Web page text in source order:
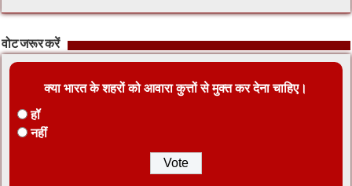
वोट जरूर करें
क्या भारत के शहरों को आवारा कुत्तों से मुक्त कर देना चाहिए।
हॉ
नहीं